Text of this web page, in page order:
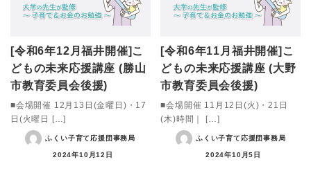
[令和6年12月福井開催]こ
どもの未来応援講座 (勝山
市教育委員会後援)
■会場開催 12月13日(金曜日)・17
日(火曜日 […]
ふくい子育て応援団事務局
2024年10月12日
[令和6年11月福井開催]こ
どもの未来応援講座 (大野
市教育委員会後援)
■会場開催 11月12日(火)・21日
(木)時間｜ […]
ふくい子育て応援団事務局
2024年10月5日